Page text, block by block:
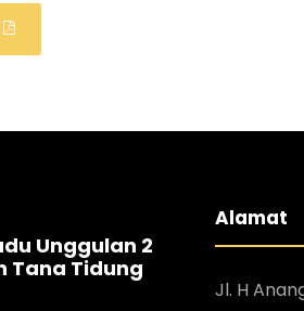
Unggulan 2
Tana Tidung
Alamat
Jl. H